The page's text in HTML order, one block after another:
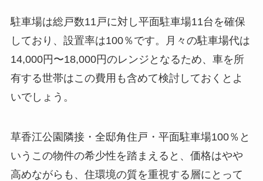
駐車場は総戸数11戸に対し平面駐車場11台を確保
しており、設置率は100％です。月々の駐車場代は
14,000円〜18,000円のレンジとなるため、車を所
有する世帯はこの費用も含めて検討しておくとよ
いでしょう。
草香江公園隣接・全邸角住戸・平面駐車場100％と
いうこの物件の希少性を踏まえると、価格はやや
高めながらも、住環境の質を重視する層にとって